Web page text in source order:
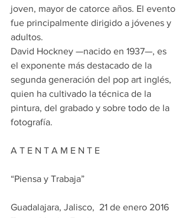
joven, mayor de catorce años. El evento
fue principalmente dirigido a jóvenes y
adultos.
David Hockney —nacido en 1937—, es
el exponente más destacado de la
segunda generación del pop art inglés,
quien ha cultivado la técnica de la
pintura, del grabado y sobre todo de la
fotografía.
A T E N T A M E N T E
“Piensa y Trabaja”
Guadalajara, Jalisco,  21 de enero 2016